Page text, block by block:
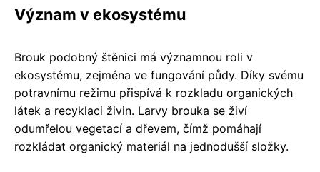
Význam v ekosystému
Brouk podobný štěnici má významnou roli v
ekosystému, zejména ve fungování půdy. Díky svému
potravnímu režimu přispívá k rozkladu organických
látek a recyklaci živin. Larvy brouka se živí
odumřelou vegetací a dřevem, čímž pomáhají
rozkládat organický materiál na jednodušší složky.